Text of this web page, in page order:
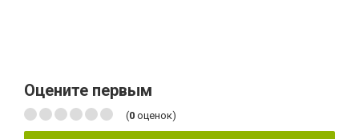
Оцените первым
(0 оценок)